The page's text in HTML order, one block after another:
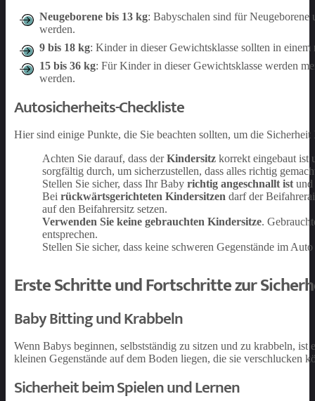
Neugeborene bis 13 kg: Babyschalen sind für Neugeborene
werden.
9 bis 18 kg: Kinder in dieser Gewichtsklasse sollten in
15 bis 36 kg: Für Kinder in dieser Gewichtsklasse werden
werden.
Autosicherheits-Checkliste
Hier sind einige Punkte, die Sie beachten sollten, um die
Achten Sie darauf, dass derKindersitz korrekt eingebaut ist
sorgfältig durch, um sicherzustellen, dass alles richtig
Stellen Sie sicher, dass Ihr Baby richtig angeschnallt ist und
Bei rückwärtsgerichteten Kindersitzen darf der
auf den Beifahrersitz setzen.
Verwenden Sie keine gebrauchten Kindersitze.
entsprechen.
Stellen Sie sicher, dass keine schweren Gegenstände im
Erste Schritte und Fortschritte zur
Baby Bitting und Krabbeln
Wenn Babys beginnen, selbstständig zu sitzen und zu krabbeln,
kleinen Gegenstände auf dem Boden liegen, die sie verschlucken
Sicherheit beim Spielen und Lernen